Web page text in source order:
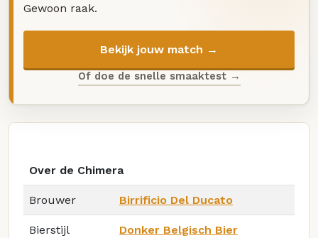
Gewoon raak.
Bekijk jouw match →
Of doe de snelle smaaktest →
Over de Chimera
Brouwer Birrificio Del Ducato
Bierstijl Donker Belgisch Bier